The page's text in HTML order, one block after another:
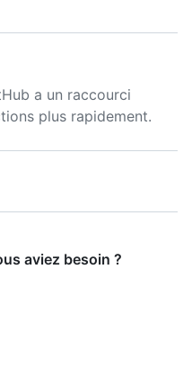
a un raccourci
plus rapidement.
aviez besoin ?